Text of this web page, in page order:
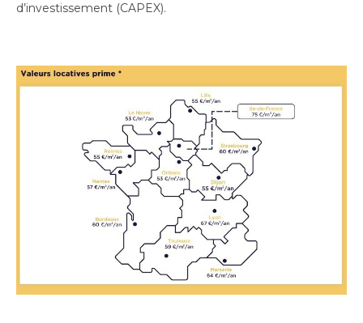
d’investissement (CAPEX).